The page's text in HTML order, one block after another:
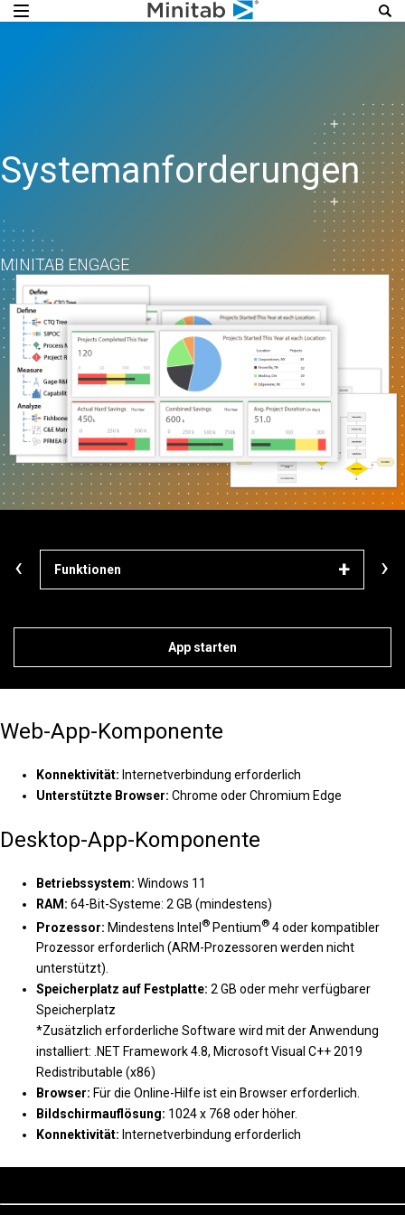
Systemanforderungen
MINITAB ENGAGE
Funktionen
‹ ›
App starten
Web-App-Komponente
Konnektivität: Internetverbindung erforderlich
Unterstützte Browser: Chrome oder Chromium Edge
Desktop-App-Komponente
Betriebssystem: Windows 11
RAM: 64-Bit-Systeme: 2 GB (mindestens)
Prozessor: Mindestens Intel® Pentium® 4 oder kompatibler
Prozessor erforderlich (ARM-Prozessoren werden nicht
unterstützt).
Speicherplatz auf Festplatte: 2 GB oder mehr verfügbarer
Speicherplatz
*Zusätzlich erforderliche Software wird mit der Anwendung
installiert: .NET Framework 4.8, Microsoft Visual C++ 2019
Redistributable (x86)
Browser: Für die Online-Hilfe ist ein Browser erforderlich.
Bildschirmauflösung: 1024 x 768 oder höher.
Konnektivität: Internetverbindung erforderlich